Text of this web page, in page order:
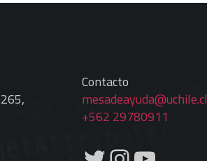
Contacto
mesadeayuda@uchile.cl
+562 29780911